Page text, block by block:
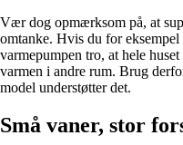
Vær dog opmærksom på, at
omtanke. Hvis du for
varmepumpen tro, at hele
varmen i andre rum. Brug
model understøtter det.
Små vaner, stor